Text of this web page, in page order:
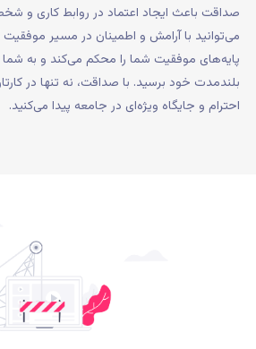
صداقت باعث ایجاد اعتماد در روابط کاری و
می‌توانید با آرامش و اطمینان در مسیر موفقیت
پایه‌های موفقیت شما را محکم می‌کند و به
بلندمدت خود برسید. با صداقت، نه تنها در
احترام و جایگاه ویژه‌ای در جامعه پیدا می‌کنید.